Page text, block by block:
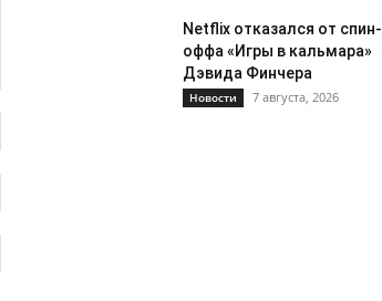
Netflix отказался от спин-
оффа «Игры в кальмара»
Дэвида Финчера
Новости 7 августа, 2026